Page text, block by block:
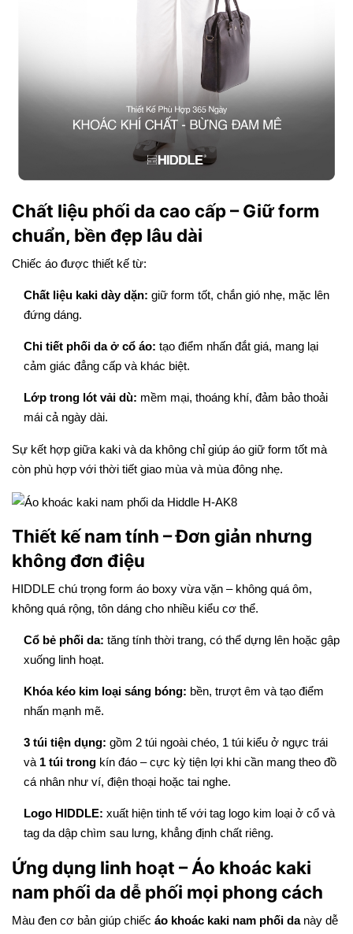
Chất liệu phối da cao cấp – Giữ form
chuẩn, bền đẹp lâu dài
Chiếc áo được thiết kế từ:
Chất liệu kaki dày dặn: giữ form tốt, chắn gió nhẹ, mặc lên
đứng dáng.
Chi tiết phối da ở cổ áo: tạo điểm nhấn đắt giá, mang lại
cảm giác đẳng cấp và khác biệt.
Lớp trong lót vải dù: mềm mại, thoáng khí, đảm bảo thoải
mái cả ngày dài.
Sự kết hợp giữa kaki và da không chỉ giúp áo giữ form tốt mà
còn phù hợp với thời tiết giao mùa và mùa đông nhẹ.
Thiết kế nam tính – Đơn giản nhưng
không đơn điệu
HIDDLE chú trọng form áo boxy vừa vặn – không quá ôm,
không quá rộng, tôn dáng cho nhiều kiểu cơ thể.
Cổ bẻ phối da: tăng tính thời trang, có thể dựng lên hoặc gập
xuống linh hoạt.
Khóa kéo kim loại sáng bóng: bền, trượt êm và tạo điểm
nhấn mạnh mẽ.
3 túi tiện dụng: gồm 2 túi ngoài chéo, 1 túi kiểu ở ngực trái
và 1 túi trong kín đáo – cực kỳ tiện lợi khi cần mang theo đồ
cá nhân như ví, điện thoại hoặc tai nghe.
Logo HIDDLE: xuất hiện tinh tế với tag logo kim loại ở cổ và
tag da dập chìm sau lưng, khẳng định chất riêng.
Ứng dụng linh hoạt – Áo khoác kaki
nam phối da dễ phối mọi phong cách
Màu đen cơ bản giúp chiếc áo khoác kaki nam phối danày dễ